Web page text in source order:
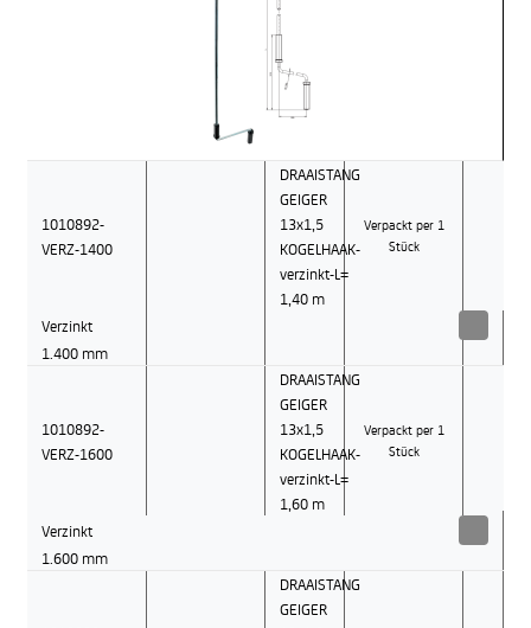
1010892-
VERZ-1400
DRAAISTANG
GEIGER
13x1,5
KOGELHAAK-
verzinkt-L=
1,40 m
Verpackt per 1
Stück
Verzinkt
1.400 mm
1010892-
VERZ-1600
DRAAISTANG
GEIGER
13x1,5
KOGELHAAK-
verzinkt-L=
1,60 m
Verpackt per 1
Stück
Verzinkt
1.600 mm
DRAAISTANG
GEIGER